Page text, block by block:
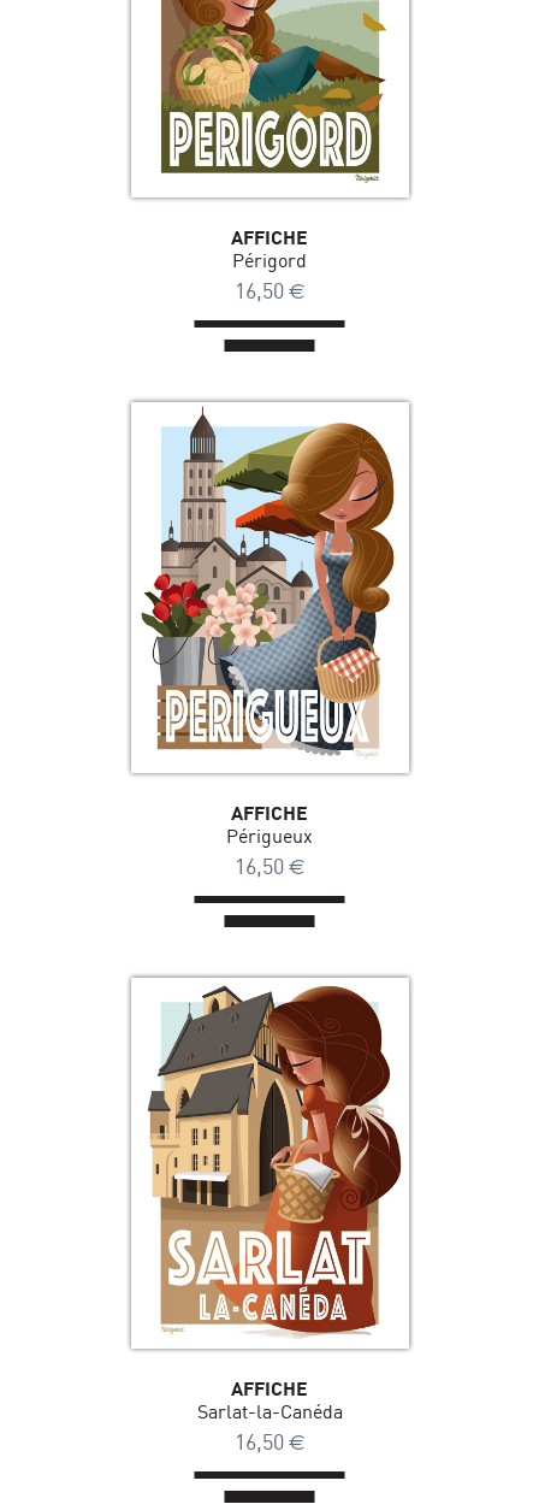
AFFICHE
Périgord
16,50 €
AFFICHE
Périgueux
16,50 €
AFFICHE
Sarlat-la-Canéda
16,50 €